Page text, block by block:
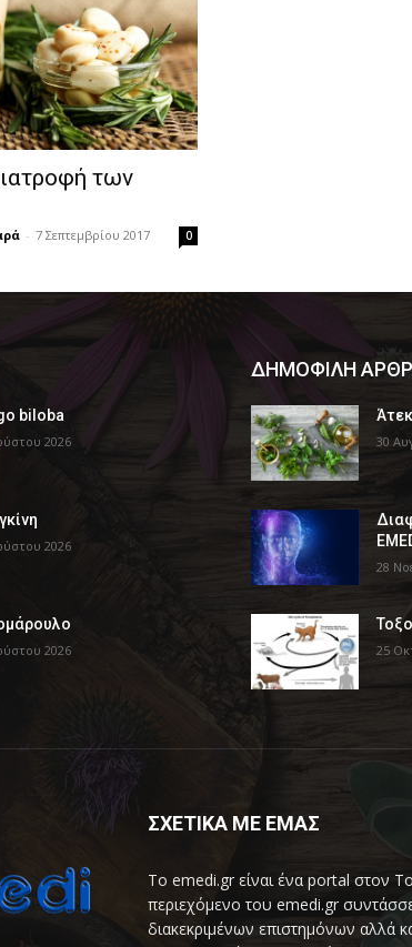
των
- 7 Σεπτεμβρίου 2017 0
biloba
2026
2026
2026
ΔΗΜΟΦΙΛΗ
30
28
25
ΣΧΕΤΙΚΑ ΜΕ ΕΜΑΣ
Το emedi.gr είναι ένα portal στον
περιεχόμενο του emedi.gr
διακεκριμένων επιστημόνων αλλά